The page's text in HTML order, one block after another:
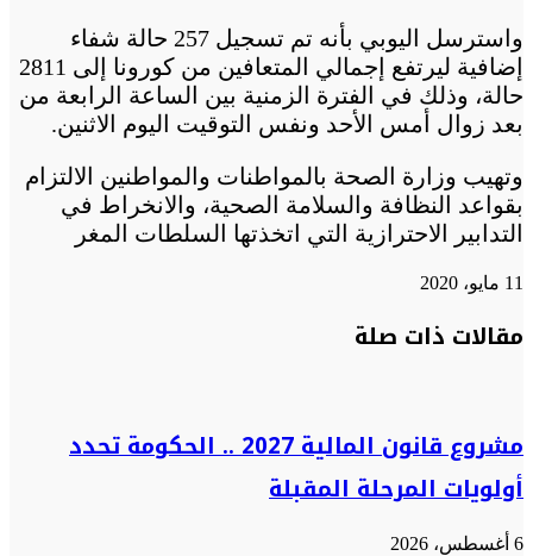
واسترسل اليوبي بأنه تم تسجيل 257 حالة شفاء
إضافية ليرتفع إجمالي المتعافين من كورونا إلى 2811
حالة، وذلك في الفترة الزمنية بين الساعة الرابعة من
بعد زوال أمس الأحد ونفس التوقيت اليوم الاثنين.
وتهيب وزارة الصحة بالمواطنات والمواطنين الالتزام
بقواعد النظافة والسلامة الصحية، والانخراط في
التدابير الاحترازية التي اتخذتها السلطات المغر
11 مايو، 2020
عبر
البريد
مقالات ذات صلة
مشروع قانون المالية 2027 .. الحكومة تحدد
أولويات المرحلة المقبلة
6 أغسطس، 2026